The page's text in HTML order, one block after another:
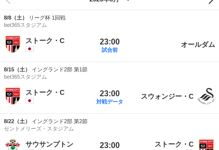
8/8（土）
リーグ杯 1回戦
bet365スタジアム
ストーク・C 23:00
試合前
オールダム
8/15（土）
イングランド2部 第1節
bet365スタジアム
ストーク・C 23:00
対戦データ
スウォンジー・C
8/22（土）
イングランド2部 第2節
セントメリーズ・スタジアム
サウサンプトン 23:00 ストーク・C